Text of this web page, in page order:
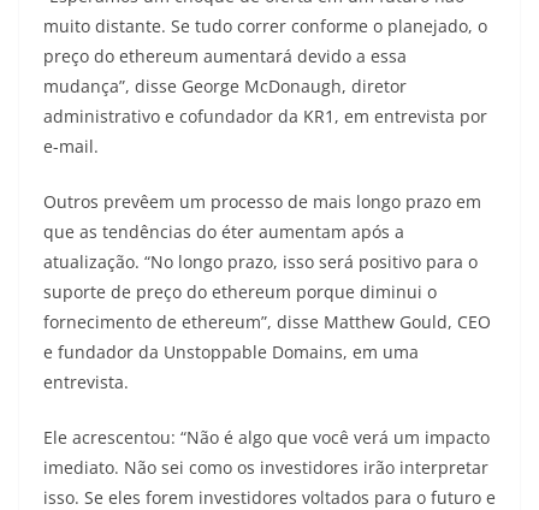
muito distante. Se tudo correr conforme o planejado, o
preço do ethereum aumentará devido a essa
mudança”, disse George McDonaugh, diretor
administrativo e cofundador da KR1, em entrevista por
e-mail.
Outros prevêem um processo de mais longo prazo em
que as tendências do éter aumentam após a
atualização. “No longo prazo, isso será positivo para o
suporte de preço do ethereum porque diminui o
fornecimento de ethereum”, disse Matthew Gould, CEO
e fundador da Unstoppable Domains, em uma
entrevista.
Ele acrescentou: “Não é algo que você verá um impacto
imediato. Não sei como os investidores irão interpretar
isso. Se eles forem investidores voltados para o futuro e